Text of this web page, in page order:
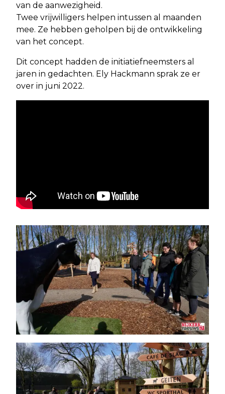
van de aanwezigheid.
Twee vrijwilligers helpen intussen al maanden
mee. Ze hebben geholpen bij de ontwikkeling
van het concept.
Dit concept hadden de initiatiefneemsters al
jaren in gedachten. Ely Hackmann sprak ze er
over in juni 2022.